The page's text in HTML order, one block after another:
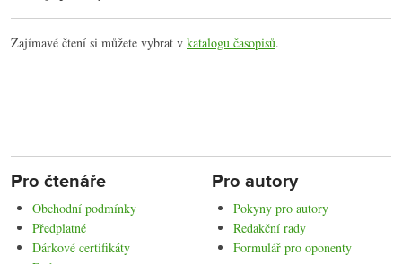
Zajímavé čtení si můžete vybrat v katalogu časopisů.
Pro čtenáře
Obchodní podmínky
Předplatné
Dárkové certifikáty
Pro autory
Pokyny pro autory
Redakční rady
Formulář pro oponenty